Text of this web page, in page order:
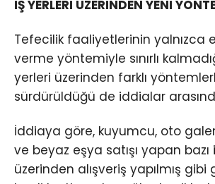
İŞ YERLERİ ÜZERİNDEN YENİ
Tefecilik faaliyetlerinin yalnızca
verme yöntemiyle sınırlı
yerleri üzerinden farklı
sürdürüldüğü de iddialar
İddiaya göre, kuyumcu, oto
ve beyaz eşya satışı yapan
üzerinden alışveriş yapılmış gibi